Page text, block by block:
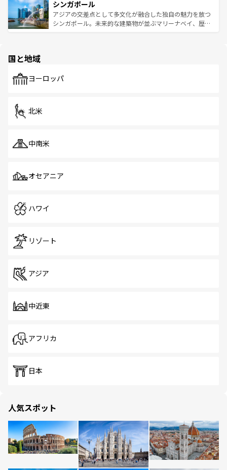
参照してほしい。
激する。気候は一年中温暖で、どの季節にも異なる楽しみ
が待っている。親しみやすいタイの人々、仏教を中心とし
た文化、そして多様な観光資源が、訪れる旅人を魅了し続
み、どこを訪れても感動するはず。観光スポットが密集し
ており、効率よく見どころを回れるのも魅力。息をのむよ
うな絶景から文化的な体験まで、香港を存分に楽しみ尽く
シンガポール
アジアの交差点として多文化が融合した独自の魅力を放つ
シンガポール。未来的な建築物が並ぶマリーナベイ、歴史
で、ホーカーズは地元の風情を楽しめる外せないスポット
国と地域
ヨーロッパ
北米
中南米
オセアニア
ハワイ
リゾート
アジア
中近東
アフリカ
日本
人気スポット